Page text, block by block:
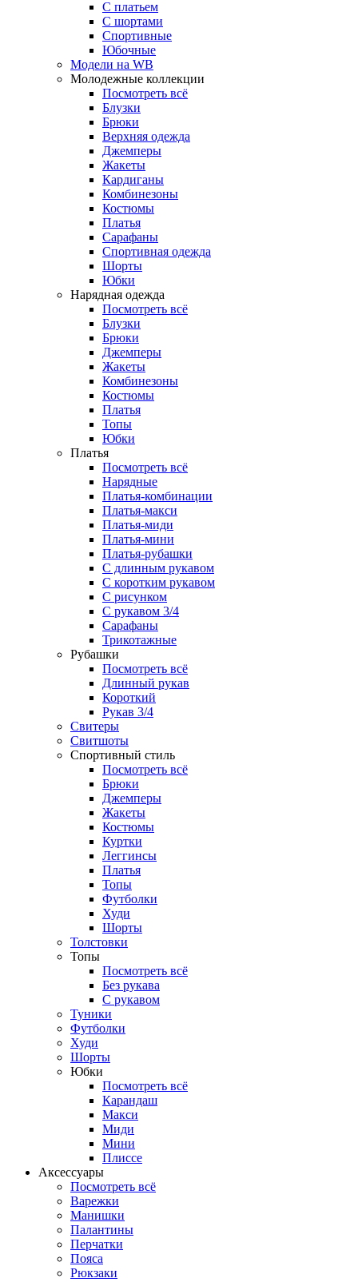
С платьем
С шортами
Спортивные
Юбочные
Модели на WB
Молодежные коллекции
Посмотреть всё
Блузки
Брюки
Верхняя одежда
Джемперы
Жакеты
Кардиганы
Комбинезоны
Костюмы
Платья
Сарафаны
Спортивная одежда
Шорты
Юбки
Нарядная одежда
Посмотреть всё
Блузки
Брюки
Джемперы
Жакеты
Комбинезоны
Костюмы
Платья
Топы
Юбки
Платья
Посмотреть всё
Нарядные
Платья-комбинации
Платья-макси
Платья-миди
Платья-мини
Платья-рубашки
С длинным рукавом
С коротким рукавом
С рисунком
С рукавом 3/4
Сарафаны
Трикотажные
Рубашки
Посмотреть всё
Длинный рукав
Короткий
Рукав 3/4
Свитеры
Свитшоты
Спортивный стиль
Посмотреть всё
Брюки
Джемперы
Жакеты
Костюмы
Куртки
Леггинсы
Платья
Топы
Футболки
Худи
Шорты
Толстовки
Топы
Посмотреть всё
Без рукава
С рукавом
Туники
Футболки
Худи
Шорты
Юбки
Посмотреть всё
Карандаш
Макси
Миди
Мини
Плиссе
Аксессуары
Посмотреть всё
Варежки
Манишки
Палантины
Перчатки
Пояса
Рюкзаки